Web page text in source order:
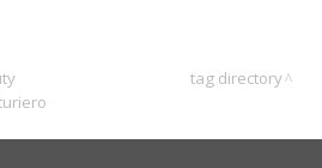
tag directory